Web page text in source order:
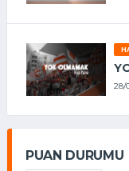
28/
PUAN DURUMU